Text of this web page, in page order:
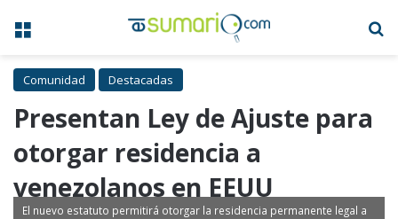
Menú
Comunidad Destacadas
Presentan Ley de Ajuste para
otorgar residencia a
venezolanos en EEUU
El nuevo estatuto permitirá otorgar la residencia permanente legal a